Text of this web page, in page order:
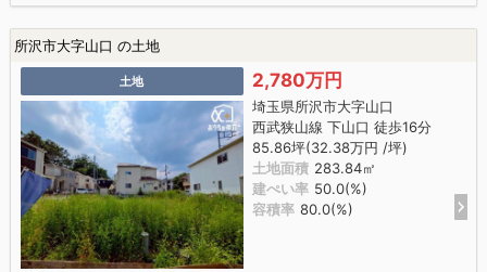
所沢市大字山口 の土地
土地 2,780万円
埼玉県所沢市大字山口
西武狭山線 下山口 徒歩16分
85.86坪(32.38万円 /坪)
土地面積 283.84㎡
建ぺい率 50.0(%)
容積率 80.0(%)